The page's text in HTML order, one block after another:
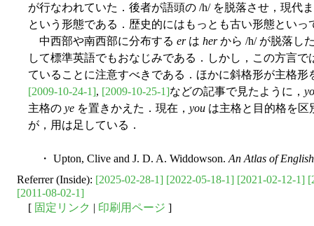
が行なわれていた．後者が語頭の /h/ を脱落させ，現代
という形態である．歴史的にはもっとも古い形態といっ
中西部や南西部に分布する erは herから /h/ が脱落し
して標準英語でもおなじみである．しかし，この方言で
ていることに注意すべきである．ほかに斜格形が主格形
[2009-10-24-1], [2009-10-25-1]などの記事で見たように，
主格の ye を置きかえた．現在， you は主格と目的格を区
が，用は足している．
・ Upton, Clive and J. D. A. Widdowson. An Atlas of
Referrer (Inside): [2025-02-28-1] [2022-05-18-1] [2021-02-12-1]
[2011-08-02-1]
[ 固定リンク | 印刷用ページ ]